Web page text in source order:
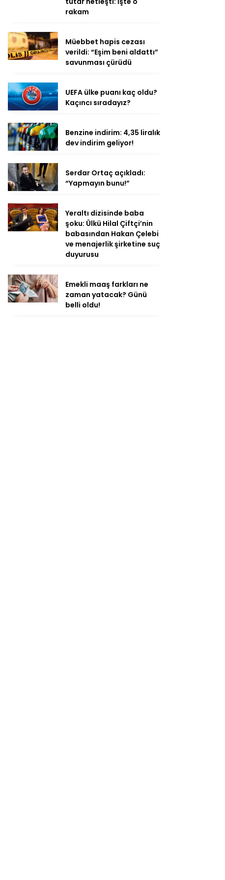
rakam
Müebbet hapis cezası
verildi: “Eşim beni aldattı”
savunması çürüdü
UEFA ülke puanı kaç oldu?
Kaçıncı sıradayız?
Benzine indirim: 4,35 liralık
dev indirim geliyor!
Serdar Ortaç açıkladı:
“Yapmayın bunu!”
Yeraltı dizisinde baba
şoku: Ülkü Hilal Çiftçi’nin
babasından Hakan Çelebi
ve menajerlik şirketine suç
duyurusu
Emekli maaş farkları ne
zaman yatacak? Günü
belli oldu!